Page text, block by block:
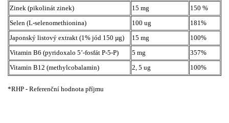
Zinek (pikolinát zinek)
15 mg
150 %
Selen (L-selenomethionina)
100 ug
181%
Japonský listový extrakt (1% jód 150 µg)
15 mg
100%
Vitamin B6 (pyridoxalo 5’-fosfát P-5-P)
5 mg
357%
Vitamin B12 (methylcobalamin)
2, 5 ug 100%
*RHP - Referenční hodnota příjmu